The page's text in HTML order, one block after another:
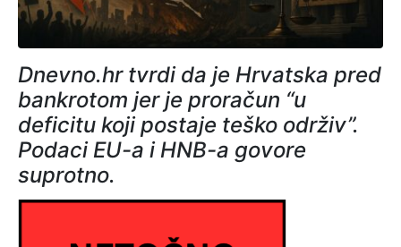
Dnevno.hr tvrdi da je Hrvatska pred
bankrotom jer je proračun “u
deficitu koji postaje teško održiv”.
Podaci EU-a i HNB-a govore
suprotno.